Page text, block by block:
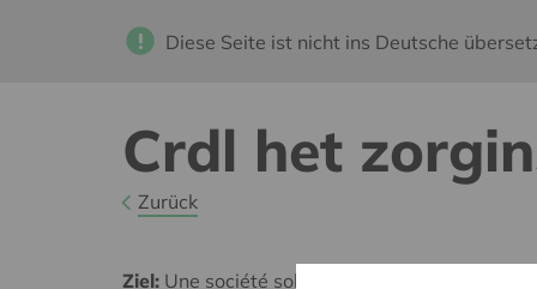
Diese Seite ist nicht ins Deutsche
Crdl het
Zurück
Ziel: Une société solidaire et respectueuse,